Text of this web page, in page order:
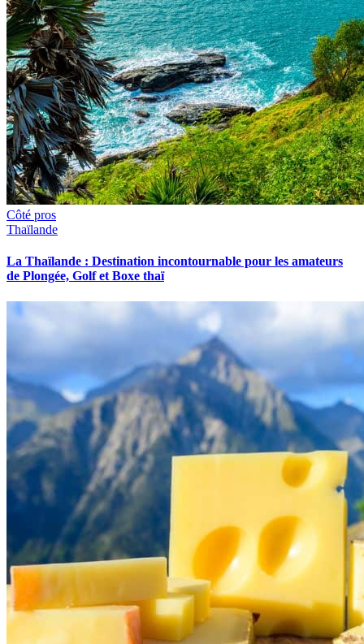
Côté pros
Thaïlande
La Thaïlande : Destination incontournable pour les amateurs
de Plongée, Golf et Boxe thaï